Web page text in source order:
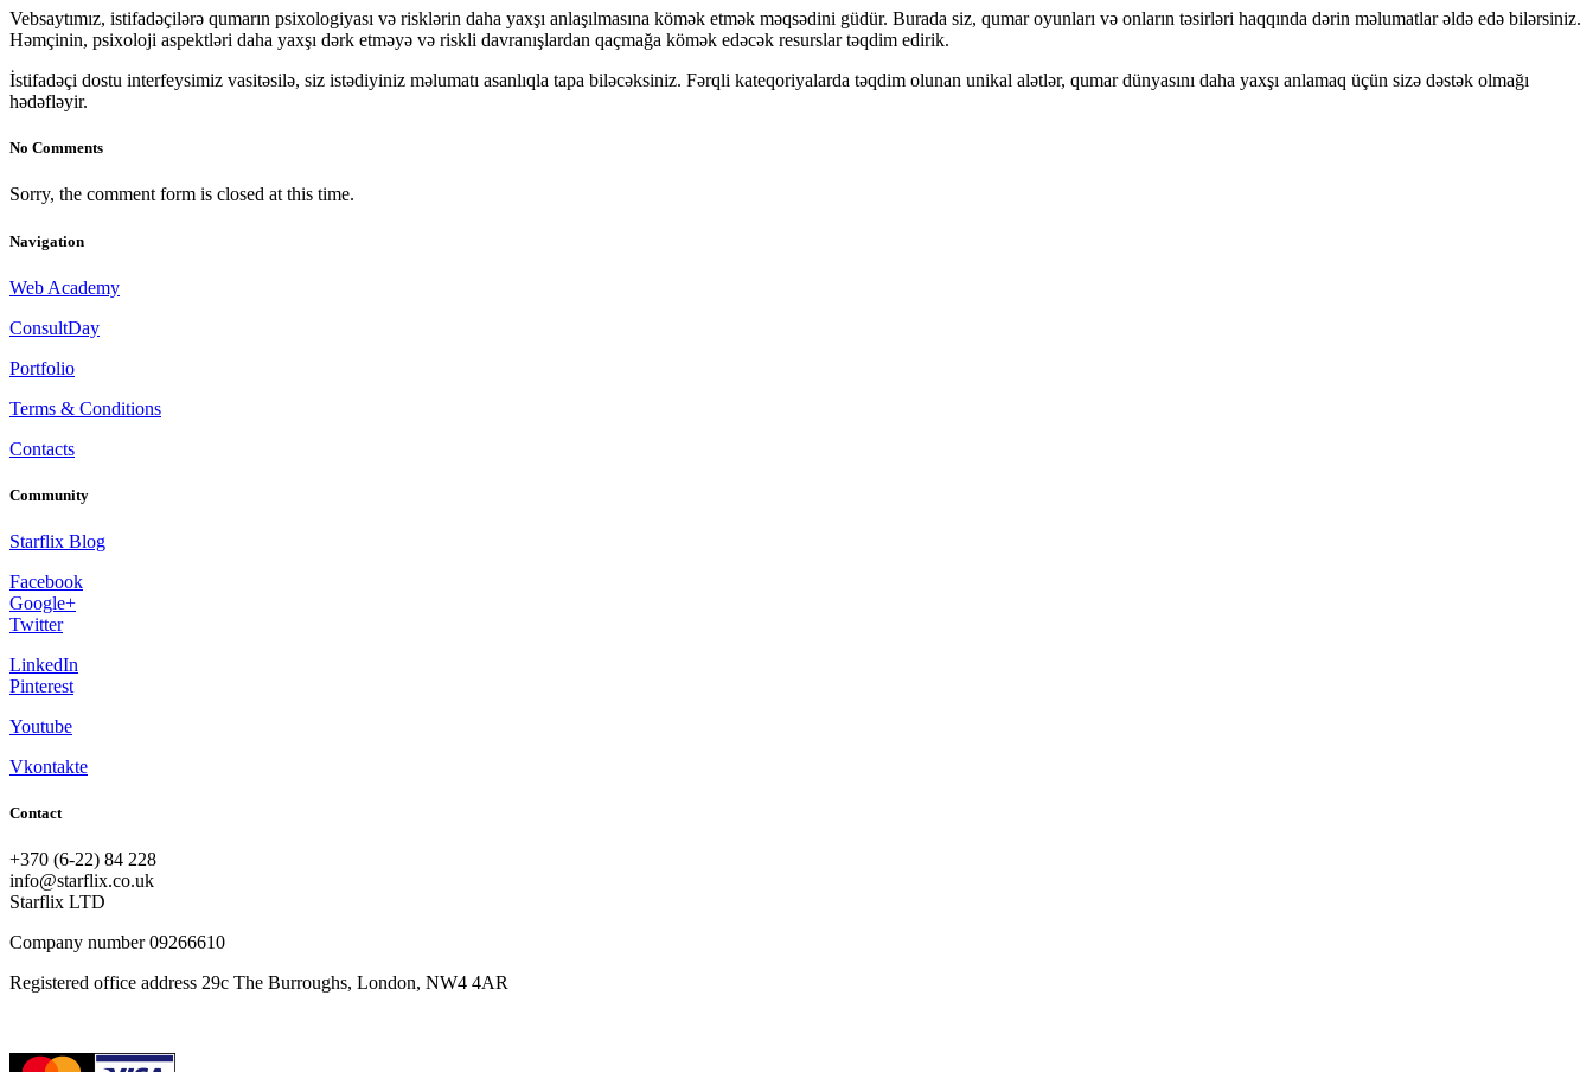
Vebsaytımız, istifadəçilərə qumarın psixologiyası və risklərin daha yaxşı anlaşılmasına kömək etmək məqsədini güdür. Burada siz, qumar oyunları və onların təsirləri haqqında dərin məlumatlar əldə edə bilərsiniz.
Həmçinin, psixoloji aspektləri daha yaxşı dərk etməyə və riskli davranışlardan qaçmağa kömək edəcək resurslar təqdim edirik.
İstifadəçi dostu interfeysimiz vasitəsilə, siz istədiyiniz məlumatı asanlıqla tapa biləcəksiniz. Fərqli kateqoriyalarda təqdim olunan unikal alətlər, qumar dünyasını daha yaxşı anlamaq üçün sizə dəstək olmağı
hədəfləyir.
No Comments
Sorry, the comment form is closed at this time.
Navigation
Web Academy
ConsultDay
Portfolio
Terms & Conditions
Contacts
Community
Starflix Blog
Facebook
Google+
Twitter
LinkedIn
Pinterest
Youtube
Vkontakte
Contact
+370 (6-22) 84 228
info@starflix.co.uk
Starflix LTD
Company number 09266610
Registered office address 29c The Burroughs, London, NW4 4AR